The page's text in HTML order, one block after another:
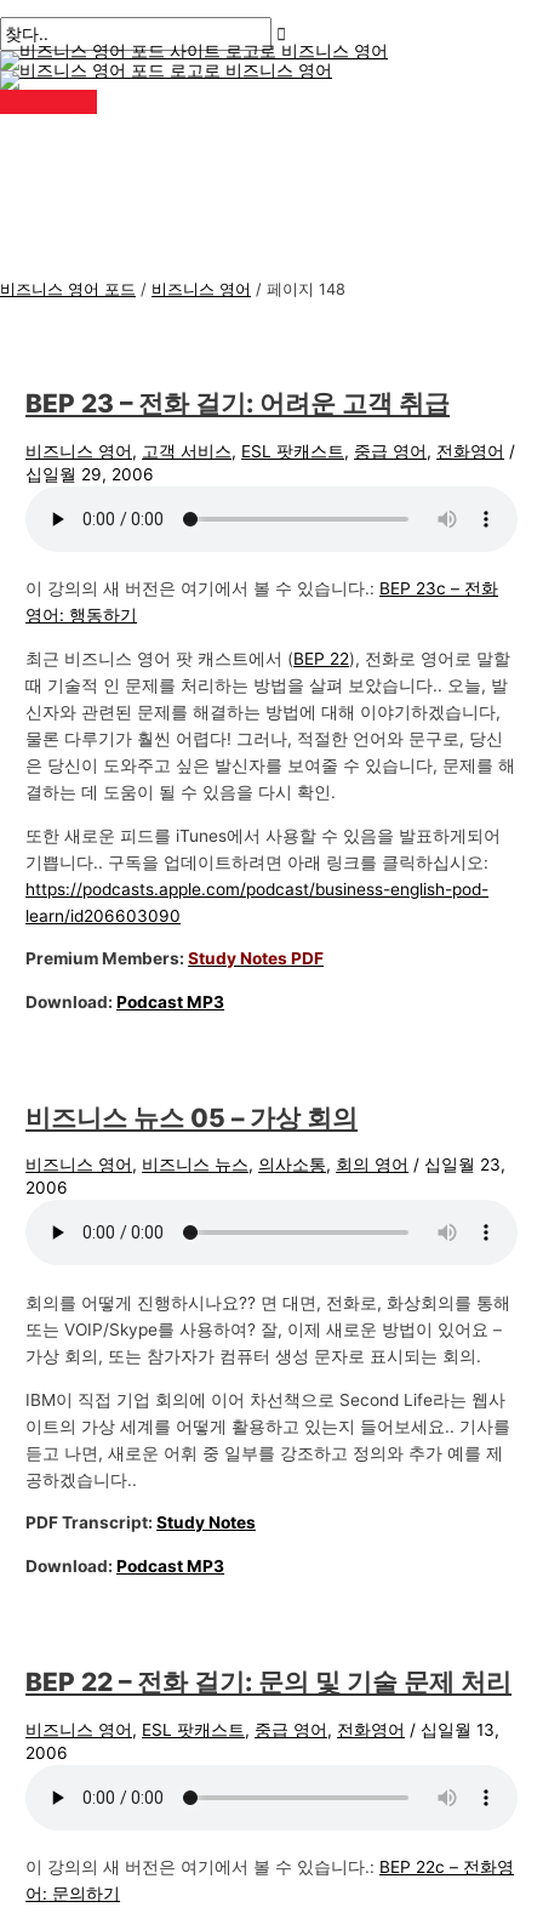
텐
츠
로
건
인
뉴
비즈니스 영어 포드 / 비즈니스 영어 / 페이지 148
BEP 23 – 전화 걸기: 어려운 고객 취급
비즈니스 영어, 고객 서비스, ESL 팟캐스트, 중급 영어, 전화영어 /
십일월 29, 2006
이 강의의 새 버전은 여기에서 볼 수 있습니다.: BEP 23c – 전화
영어: 행동하기
최근 비즈니스 영어 팟 캐스트에서 (BEP 22), 전화로 영어로 말할
때 기술적 인 문제를 처리하는 방법을 살펴 보았습니다.. 오늘, 발
신자와 관련된 문제를 해결하는 방법에 대해 이야기하겠습니다,
물론 다루기가 훨씬 어렵다! 그러나, 적절한 언어와 문구로, 당신
은 당신이 도와주고 싶은 발신자를 보여줄 수 있습니다, 문제를 해
결하는 데 도움이 될 수 있음을 다시 확인.
또한 새로운 피드를 iTunes에서 사용할 수 있음을 발표하게되어
기쁩니다.. 구독을 업데이트하려면 아래 링크를 클릭하십시오:
https://podcasts.apple.com/podcast/business-english-pod-
learn/id206603090
Premium Members:Study Notes PDF
Download:Podcast MP3
비즈니스 뉴스 05 – 가상 회의
비즈니스 영어, 비즈니스 뉴스, 의사소통, 회의 영어 / 십일월 23,
2006
회의를 어떻게 진행하시나요?? 면 대면, 전화로, 화상회의를 통해
또는 VOIP/Skype를 사용하여? 잘, 이제 새로운 방법이 있어요 –
가상 회의, 또는 참가자가 컴퓨터 생성 문자로 표시되는 회의.
IBM이 직접 기업 회의에 이어 차선책으로 Second Life라는 웹사
이트의 가상 세계를 어떻게 활용하고 있는지 들어보세요.. 기사를
듣고 나면, 새로운 어휘 중 일부를 강조하고 정의와 추가 예를 제
공하겠습니다..
PDF Transcript:Study Notes
Download:Podcast MP3
BEP 22 – 전화 걸기: 문의 및 기술 문제 처리
비즈니스 영어, ESL 팟캐스트, 중급 영어, 전화영어 / 십일월 13,
2006
이 강의의 새 버전은 여기에서 볼 수 있습니다.: BEP 22c – 전화영
어: 문의하기
시
물
페
이
비
즈
니
스
검
색
: